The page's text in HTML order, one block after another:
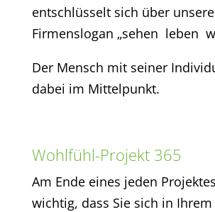
entschlüsselt sich über
Firmenslogan „sehen leben
Der Mensch mit seiner
dabei im Mittelpunkt.
Wohlfühl-Projekt 365
Am Ende eines jeden
wichtig, dass Sie sich in